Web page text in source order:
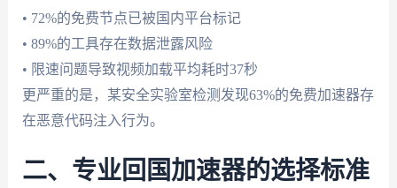
• 72%的免费节点已被国内平台标记
• 89%的工具存在数据泄露风险
• 限速问题导致视频加载平均耗时37秒
更严重的是，某安全实验室检测发现63%的免费加速器存
在恶意代码注入行为。
二、专业回国加速器的选择标准